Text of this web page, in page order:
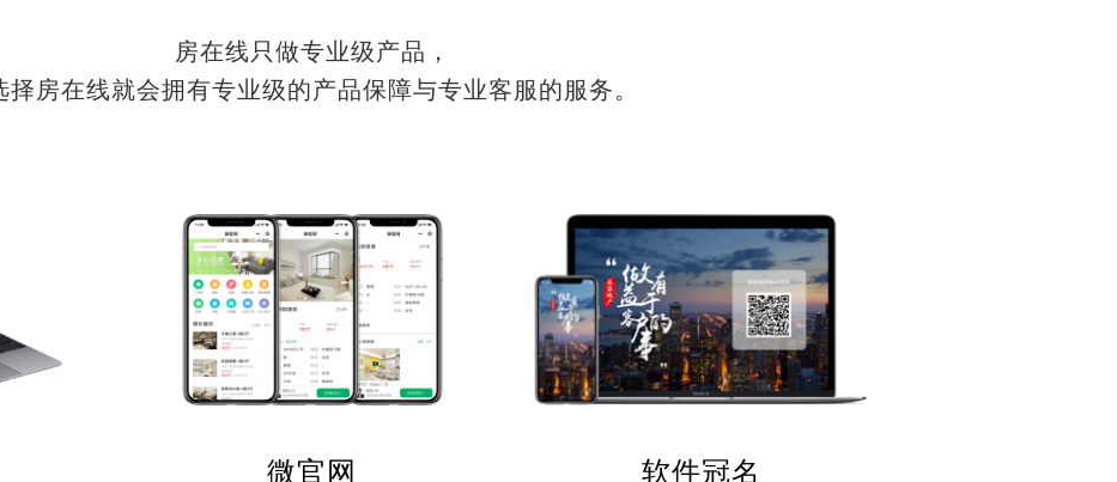
房在线只做专业级产品，
择房在线就会拥有专业级的产品保障与专业客服的服务。
微官网 软件冠名